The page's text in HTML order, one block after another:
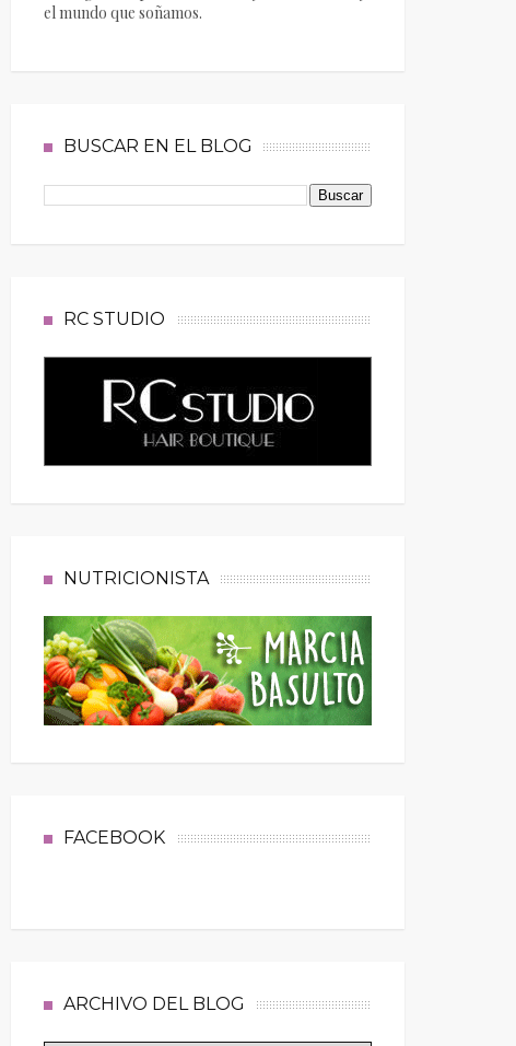
el mundo que soñamos.
BUSCAR EN EL BLOG
RC STUDIO
NUTRICIONISTA
FACEBOOK
ARCHIVO DEL BLOG